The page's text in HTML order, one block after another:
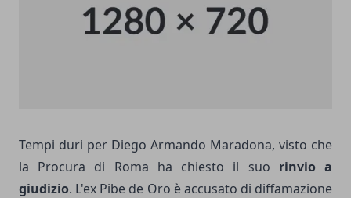
Tempi duri per Diego Armando Maradona, visto che
la Procura di Roma ha chiesto il suo rinvio a
giudizio. L'ex Pibe de Oro è accusato di diffamazione